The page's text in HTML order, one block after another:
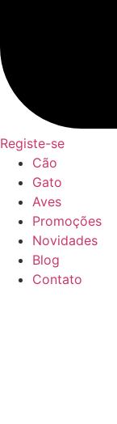
Registe-se
Cão
Gato
Aves
Promoções
Novidades
Blog
Contato